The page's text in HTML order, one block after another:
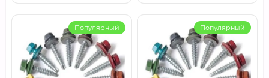
Популярный Популярный